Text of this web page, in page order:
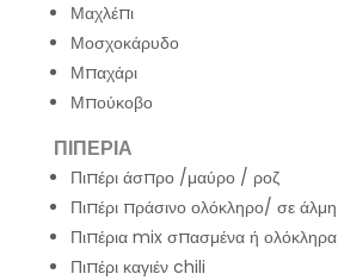
Μαχλέπι
Μοσχοκάρυδο
Μπαχάρι
Μπούκοβο
ΠΙΠΕΡΙΑ
Πιπέρι άσπρο /μαύρο / ροζ
Πιπέρι πράσινο ολόκληρο/ σε άλμη
Πιπέρια mix σπασμένα ή ολόκληρα
Πιπέρι καγιέν chili